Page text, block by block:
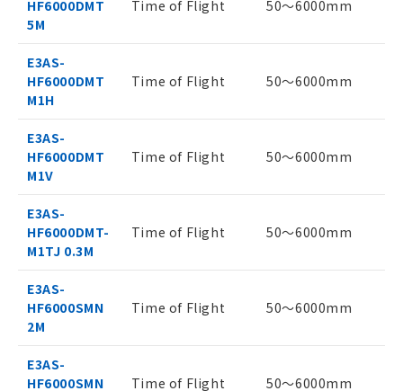
HF6000DMT
5M
Time of Flight 50～6000mm
E3AS-
HF6000DMT
M1H
Time of Flight 50～6000mm
E3AS-
HF6000DMT
M1V
Time of Flight 50～6000mm
E3AS-
HF6000DMT-
M1TJ 0.3M
Time of Flight 50～6000mm
E3AS-
HF6000SMN
2M
Time of Flight 50～6000mm
E3AS-
HF6000SMN
Time of Flight 50～6000mm
○ 一定数以上の在庫あり
△ 一定数には満たないが在庫あり
たはお客様担当のオムロン制御
空
白
情報を公開していない機種
準価格とは異なる場合があることをご
正式な納期状況および標準価格はお客
ムロン制御機器販売店・当社販売員に
オムロン制御機器販売店や当社販売拠
ください。
事前の承諾なく第三者に漏洩または開
マイパーツ機能（部品リスト作成サー
メンバーズにご登録されている必要が
お客様が当ウェブサイト上で当社にご
および当社の共同利用者が、当社の製
引・商談に必要な範囲で利用すること